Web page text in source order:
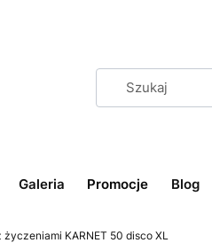
Galeria Promocje Blog
życzeniami KARNET 50 disco XL